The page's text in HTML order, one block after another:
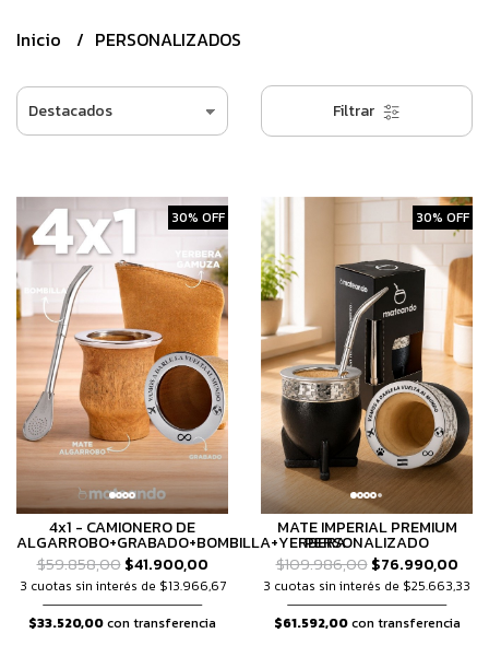
Inicio PERSONALIZADOS
Filtrar
30% OFF
4x1 - CAMIONERO DE
ALGARROBO+GRABADO+BOMBILLA+YERBERA
$59.858,00$41.900,00
3 cuotas sin interés de $13.966,67
$33.520,00con transferencia
30% OFF
MATE IMPERIAL PREMIUM
PERSONALIZADO
$109.986,00$76.990,00
3 cuotas sin interés de $25.663,33
$61.592,00con transferencia